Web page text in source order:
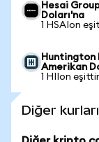
Hesai
Doları'na
1 HSAIon
Huntington
Amerikan
1 HIIon
Diğer